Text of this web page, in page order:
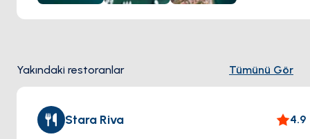
çamaşırhane hizmetleri
Yakıt İstasyonu:Yatlar ve tekneler içinyerinde yakıt
hizmetleri
Market & Alışveriş:Yakın çevrederestoranlar,
süpermarketler ve erzak temin noktaları
İster kısa süreli ister uzun süreli bir konaklama planlayın,
Yakındaki restoranlar Tümünü Gör
Stara Riva 4.9